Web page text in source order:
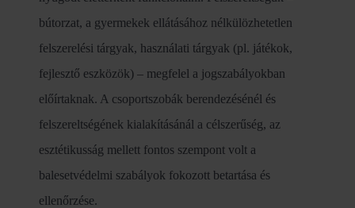
bútorzat, a gyermekek ellátásához nélkülözhetetlen
felszerelési tárgyak, használati tárgyak (pl. játékok,
fejlesztő eszközök) – megfelel a jogszabályokban
előírtaknak. A csoportszobák berendezésénél és
felszereltségének kialakításánál a célszerűség, az
esztétikusság mellett fontos szempont volt a
balesetvédelmi szabályok fokozott betartása és
ellenőrzése.